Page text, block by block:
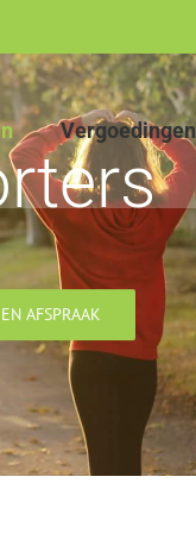
Vergoedingen
AFSPRAAK